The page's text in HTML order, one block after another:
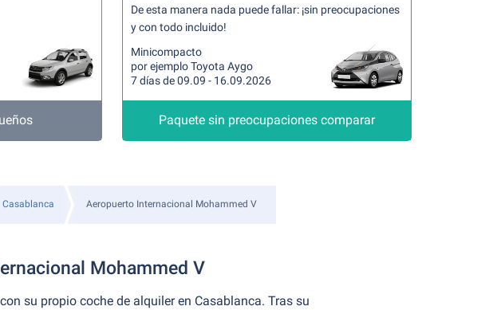
De esta manera nada puede fallar: ¡sin preocupaciones
y con todo incluido!
Minicompacto
por ejemplo Toyota Aygo
7 días de 09.09 - 16.09.2026
Paquete sin preocupaciones comparar
Casablanca Aeropuerto Internacional Mohammed V
Mohammed V
con su propio coche de alquiler en Casablanca. Tras su